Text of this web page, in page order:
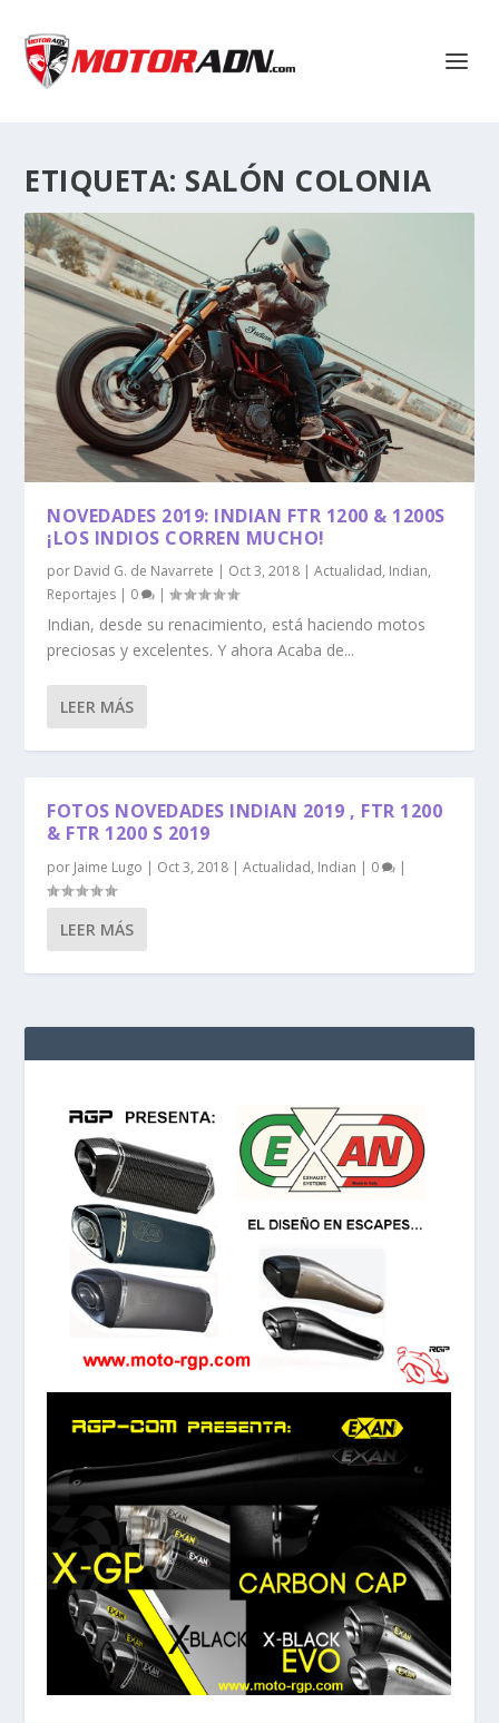
ETIQUETA: SALÓN COLONIA
NOVEDADES 2019: INDIAN FTR 1200 & 1200S
¡LOS INDIOS CORREN MUCHO!
por David G. de Navarrete | Oct 3, 2018 |Actualidad, Indian,
Reportajes | 0 |
Indian, desde su renacimiento, está haciendo motos
preciosas y excelentes. Y ahora Acaba de...
LEER MÁS
FOTOS NOVEDADES INDIAN 2019 , FTR 1200
& FTR 1200 S 2019
por Jaime Lugo | Oct 3, 2018 |Actualidad, Indian | 0 |
LEER MÁS